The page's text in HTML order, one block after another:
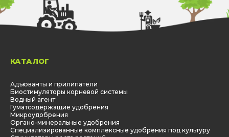
КАТАЛОГ
Адъюванты и прилипатели
Биостимуляторы корневой системы
Водный агент
Гуматсодержащие удобрения
Микроудобрения
Органо-минеральные удобрения
Специализированные комплексные удобрения под культуру